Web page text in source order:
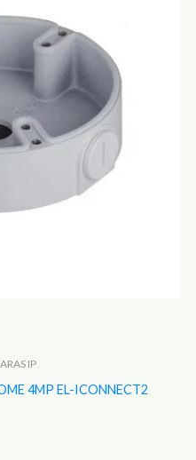
IP
4MP EL-ICONNECT2